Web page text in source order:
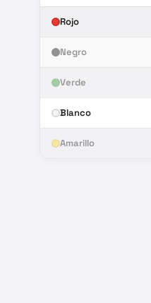
Rojo
Negro
Verde
Blanco
Amarillo